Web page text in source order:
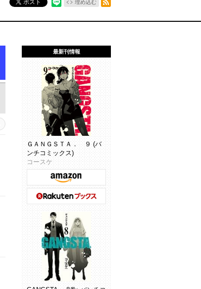
ポスト 埋め込む
最新刊情報
ＧＡＮＧＳＴＡ． ９ (バ
ンチコミックス)
コースケ